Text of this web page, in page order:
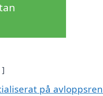
på